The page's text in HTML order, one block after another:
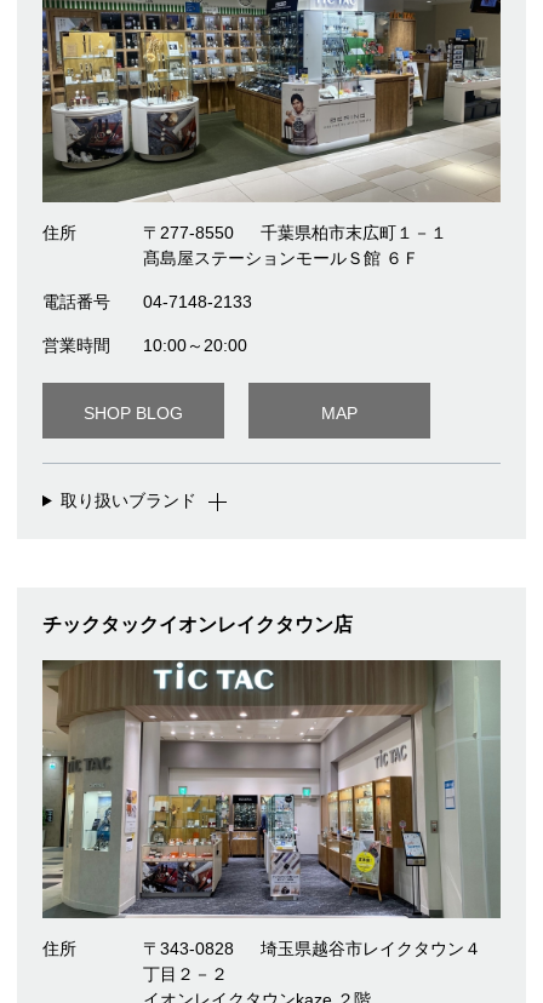
住所 〒277-8550
千葉県柏市末広町１－１
髙島屋ステーションモールＳ館 ６Ｆ
電話番号 04-7148-2133
営業時間 10:00～20:00
SHOP BLOG MAP
取り扱いブランド
チックタックイオンレイクタウン店
住所 〒343-0828
埼玉県越谷市レイクタウン４
丁目２－２
イオンレイクタウンkaze ２階